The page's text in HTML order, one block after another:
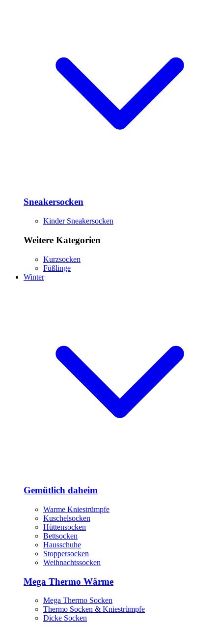
Sneakersocken
Kinder Sneakersocken
Weitere Kategorien
Kurzsocken
Füßlinge
Winter
Gemütlich daheim
Warme Kniestrümpfe
Kuschelsocken
Hüttensocken
Bettsocken
Hausschuhe
Stoppersocken
Weihnachtssocken
Mega Thermo Wärme
Mega Thermo Socken
Thermo Socken & Kniestrümpfe
Dicke Socken